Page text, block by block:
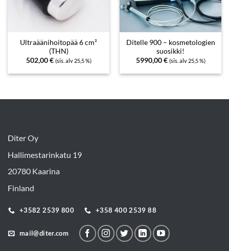
Ultraäänihoitopää 6 cm²
(THN)
502,00€ (sis. alv 25,5 %)
Ditelle 900 – kosmetologien
suosikki!
5990,00€ (sis. alv 25,5 %)
Diter Oy
Hallimestarinkatu 19
20780 Kaarina
Finland
+3582 2539 800 +358 400 2539 88
mail@diter.com